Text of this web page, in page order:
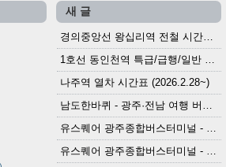
새 글
경의중앙선 왕십리역 전철 시간표 (2026.4.20~)
1호선 동인천역 특급/급행/일반 전철 시간표 (2026.2.28~)
나주역 열차 시간표 (2026.2.28~)
남도한바퀴 - 광주·전남 여행 버스 노선 (2026.3.1~5.31)
유스퀘어 광주종합버스터미널 - 곡성,순천／화순,보성,율포 방면 시외버스 시간표 (2026.1.31)
유스퀘어 광주종합버스터미널 - 담양, 순창, 남원, 무주, 장수, 거창, 대구 방면 시외버스 시간표 (2026...